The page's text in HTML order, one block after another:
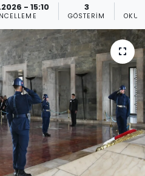
- 15:10 3
GÖSTERIM